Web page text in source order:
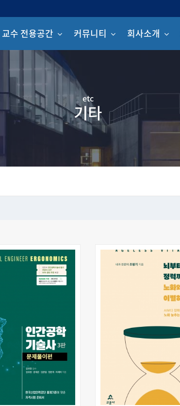
교수 전용공간 커뮤니티 회사소개
etc
기타